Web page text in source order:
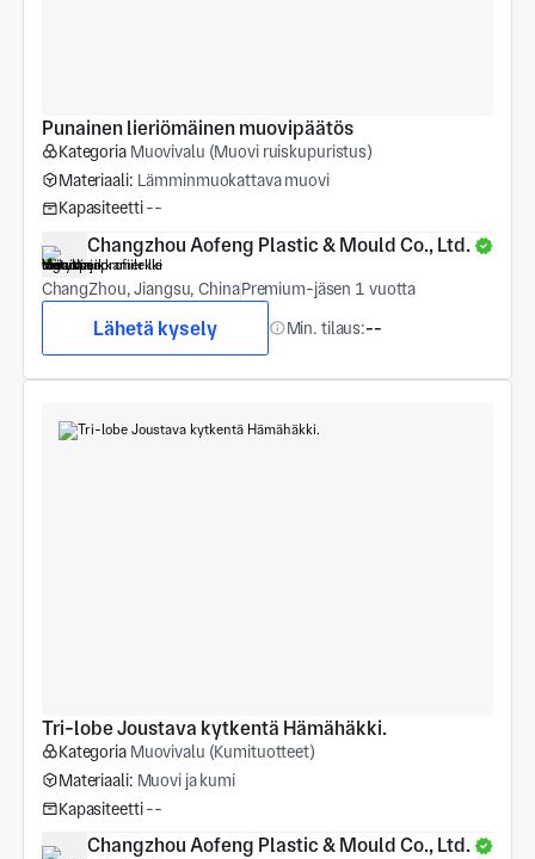
Punainen lieriömäinen muovipäätös
Kategoria Muovivalu (Muovi ruiskupuristus)
Materiaali: Lämminmuokattava muovi
Kapasiteetti --
Changzhou Aofeng Plastic & Mould Co., Ltd.
ChangZhou, Jiangsu, ChinaPremium-jäsen 1 vuotta
Lähetä kysely Min. tilaus:--
Tri-lobe Joustava kytkentä Hämähäkki.
Kategoria Muovivalu (Kumituotteet)
Materiaali: Muovi ja kumi
Kapasiteetti --
Changzhou Aofeng Plastic & Mould Co., Ltd.